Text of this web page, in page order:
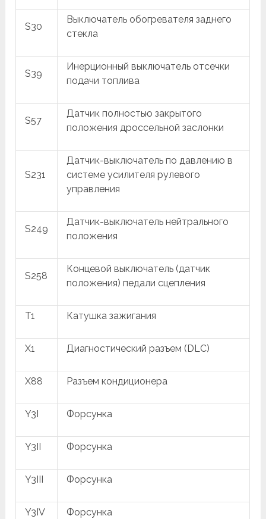
S30
Выключатель обогревателя заднего
стекла
S39
Инерционный выключатель отсечки
подачи топлива
S57
Датчик полностью закрытого
положения дроссельной заслонки
S231
Датчик-выключатель по давлению в
системе усилителя рулевого
управления
S249
Датчик-выключатель нейтрального
положения
S258
Концевой выключатель (датчик
положения) педали сцепления
T1 Катушка зажигания
X1 Диагностический разъем (DLC)
X88 Разъем кондиционера
Y3I Форсунка
Y3II Форсунка
Y3III Форсунка
Y3IV Форсунка